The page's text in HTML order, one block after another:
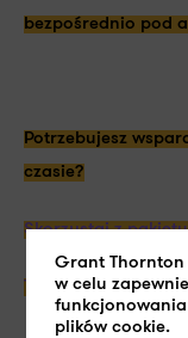
bezpośrednio pod
Potrzebujesz
czasie?
Skorzystaj z
Te usługi pomogą
Grant Thornton
w celu
plików cookie.